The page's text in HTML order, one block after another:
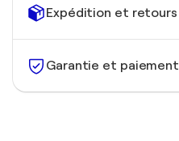
Expédition et retours
Garantie et paiement